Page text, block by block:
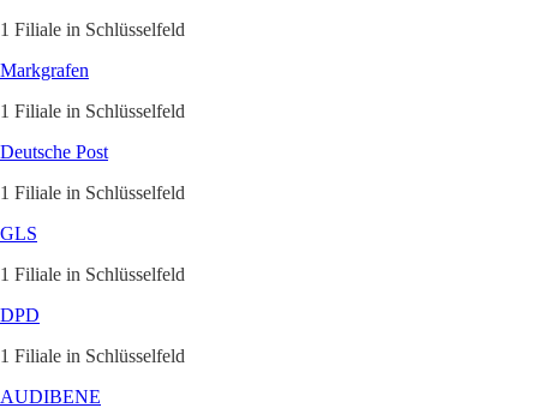
1 Filiale in Schlüsselfeld
Markgrafen
1 Filiale in Schlüsselfeld
Deutsche Post
1 Filiale in Schlüsselfeld
GLS
1 Filiale in Schlüsselfeld
DPD
1 Filiale in Schlüsselfeld
AUDIBENE